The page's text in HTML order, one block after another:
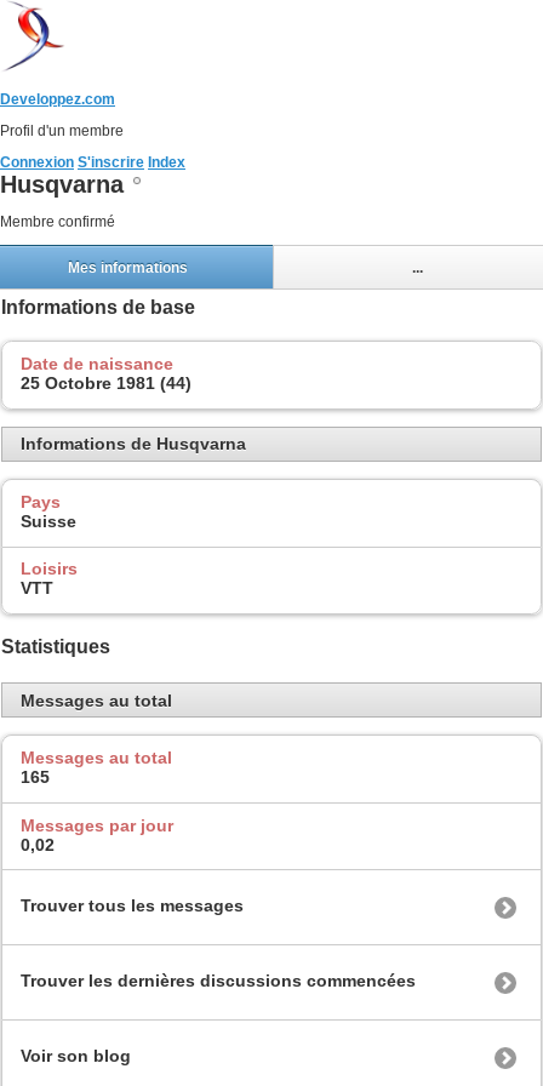
Developpez.com
Profil d'un membre
Connexion S'inscrire Index
Husqvarna
Membre confirmé
Mes informations ...
Informations de base
Date de naissance
25 Octobre 1981 (44)
Informations de Husqvarna
Pays
Suisse
Loisirs
VTT
Statistiques
Messages au total
Messages au total
165
Messages par jour
0,02
Trouver tous les messages
Trouver les dernières discussions commencées
Voir son blog